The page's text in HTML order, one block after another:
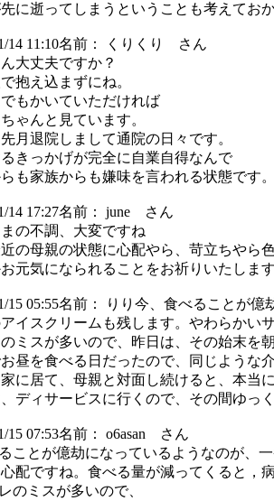
に逝ってしまうということも考えてお
14 11:10名前： くりくり さん
大丈夫ですか？
抱え込まずにね。
もかいていただければ
ゃんと見ています。
月退院しまして通院の日々です。
きっかげが完全に自業自得なんで
も家族からも嫌味を言われる状態です。
14 17:27名前： june さん
の不調、大変ですね
の母親の状態に心配やら、苛立ちやら
元気になられることをお祈りいたします
15 05:55名前： りり今、食べることが
イスクリームも残します。やわらかい
のミスが多いので、昨日は、その始末を
昼を食べる日だったので、同じような
に居て、母親と対面し続けると、本当
ディサービスに行くので、その間ゆっ
15 07:53名前： o6asan さん
ことが億劫になっているようなのが、一
配ですね。食べる量が減ってくると，
のミスが多いので、